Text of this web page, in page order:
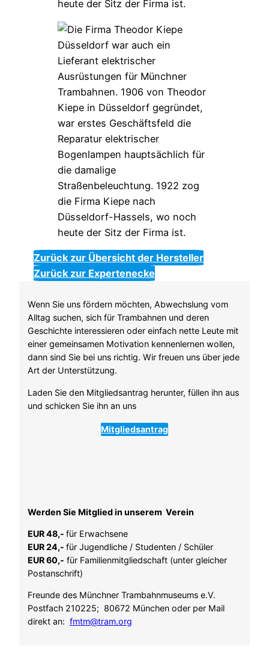
Zurück zur Übersicht der Hersteller
Zurück zur Expertenecke
Wenn Sie uns fördern möchten, Abwechslung vom
Alltag suchen, sich für Trambahnen und deren
Geschichte interessieren oder einfach nette Leute mit
einer gemeinsamen Motivation kennenlernen wollen,
dann sind Sie bei uns richtig. Wir freuen uns über jede
Art der Unterstützung.
Laden Sie den Mitgliedsantrag herunter, füllen ihn aus
und schicken Sie ihn an uns
Mitgliedsantrag
Werden Sie Mitglied in unserem Verein
EUR 48,- für Erwachsene
EUR 24,- für Jugendliche / Studenten / Schüler
EUR 60,- für Familienmitgliedschaft (unter gleicher
Postanschrift)
Freunde des Münchner Trambahnmuseums e.V.
Postfach 210225; 80672 München oder per Mail
direkt an: fmtm@tram.org